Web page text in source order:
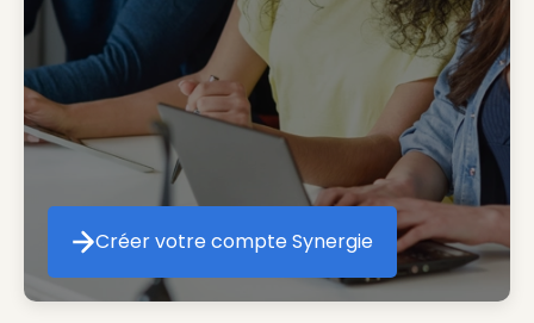
Créer votre compte Synergie
Créer votre compte Synergie